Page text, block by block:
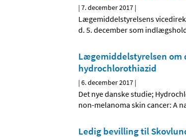
|7. december 2017 |
Lægemiddelstyrelsens
d. 5. december som
Lægemiddelstyrelsen om
hydrochlorothiazid
|6. december 2017 |
Det nye danske studie;
non-melanoma skin cancer: A
Ledig bevilling til